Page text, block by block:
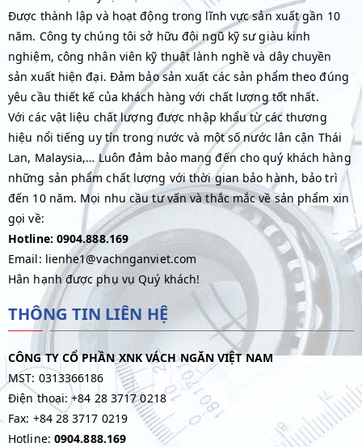
Được thành lập và hoạt động trong lĩnh vực sản xuất gần 10
năm. Công ty chúng tôi sở hữu đội ngũ kỹ sư giàu kinh
nghiệm, công nhân viên kỹ thuật lành nghề và dây chuyền
sản xuất hiện đại. Đảm bảo sản xuất các sản phẩm theo đúng
yêu cầu thiết kế của khách hàng với chất lượng tốt nhất.
Với các vật liệu chất lượng được nhập khẩu từ các thương
hiệu nổi tiếng uy tín trong nước và một số nước lân cận Thái
Lan, Malaysia,… Luôn đảm bảo mang đến cho quý khách hàng
những sản phẩm chất lượng với thời gian bảo hành, bảo trì
đến 10 năm. Mọi nhu cầu tư vấn và thắc mắc về sản phẩm xin
gọi về:
Hotline: 0904.888.169
Email: lienhe1@vachnganviet.com
Hân hạnh được phụ vụ Quý khách!
THÔNG TIN LIÊN HỆ
CÔNG TY CỔ PHẦN XNK VÁCH NGĂN VIỆT NAM
MST: 0313366186
Điện thoại: +84 28 3717 0218
Fax: +84 28 3717 0219
Hotline: 0904.888.169